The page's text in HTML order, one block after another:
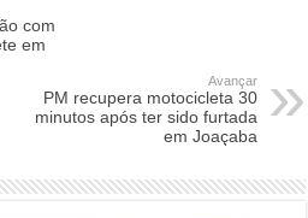
com
em
Avançar
PM recupera motocicleta 30
minutos após ter sido furtada
em Joaçaba